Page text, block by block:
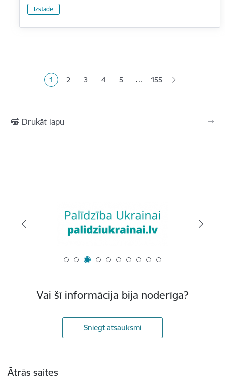
Izstāde
Pašreizējā lapa
1 Lapa
2 Lapa
3 Lapa
4 Lapa
5 … 155
Drukāt lapu
Vai šī informācija bija noderīga?
Sniegt atsauksmi
Ātrās saites